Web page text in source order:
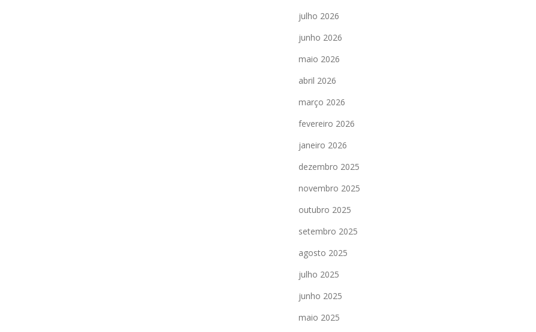
julho 2026
junho 2026
maio 2026
abril 2026
março 2026
fevereiro 2026
janeiro 2026
dezembro 2025
novembro 2025
outubro 2025
setembro 2025
agosto 2025
julho 2025
junho 2025
maio 2025